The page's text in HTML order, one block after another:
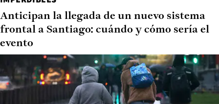
Anticipan la llegada de un nuevo sistema
frontal a Santiago: cuándo y cómo sería el
evento